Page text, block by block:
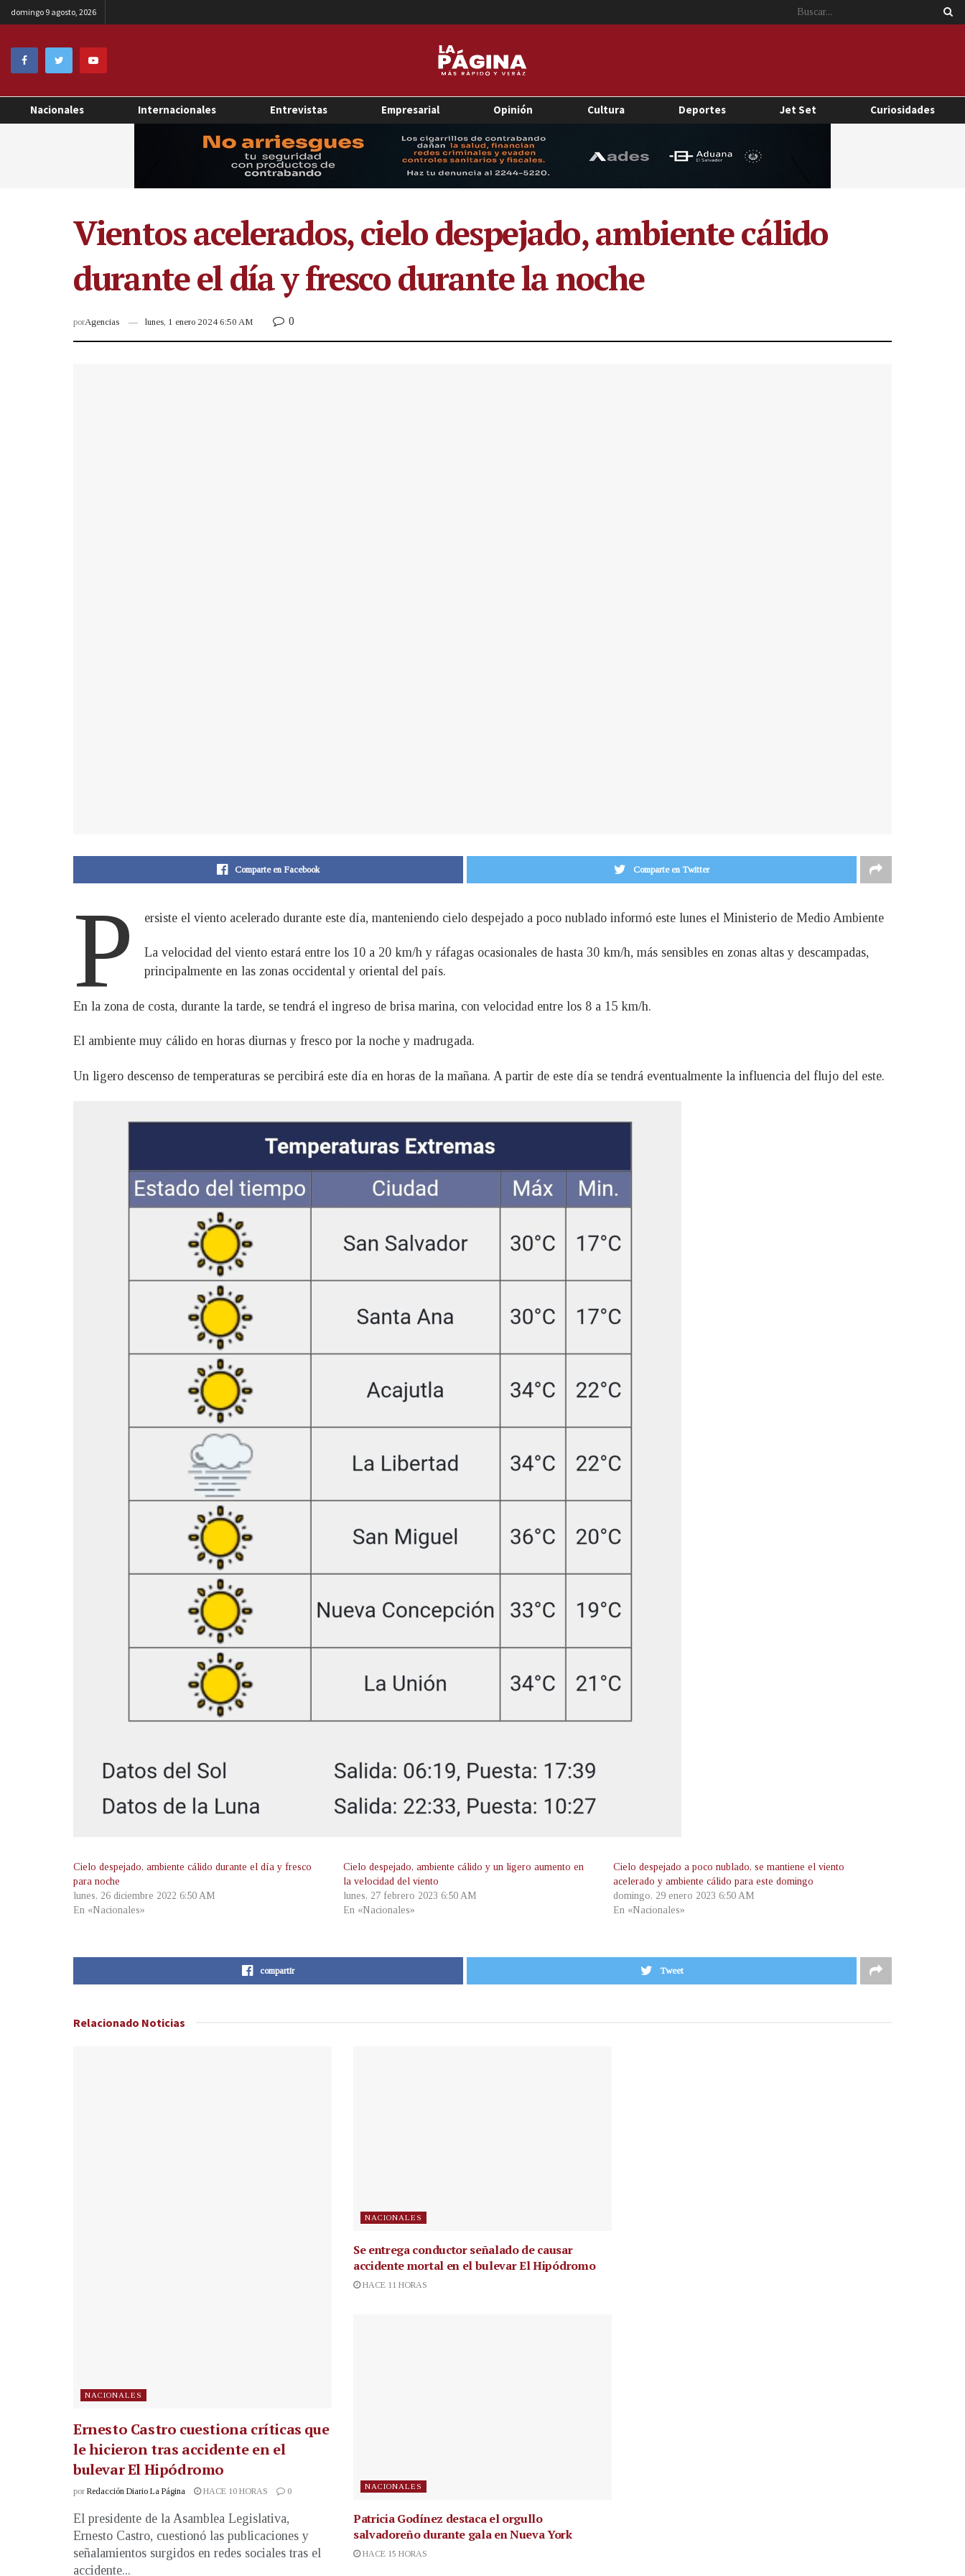
domingo 9 agosto, 2026
Nacionales Internacionales Entrevistas Empresarial Opinión Cultura Deportes Jet Set Curiosidades
Vientos acelerados, cielo despejado, ambiente cálido
durante el día y fresco durante la noche
porAgencias lunes, 1 enero 2024 6:50 AM 0
Comparte en Facebook Comparte en Twitter
P ersiste el viento acelerado durante este día, manteniendo cielo despejado a poco nublado informó este lunes el Ministerio de Medio Ambiente
La velocidad del viento estará entre los 10 a 20 km/h y ráfagas ocasionales de hasta 30 km/h, más sensibles en zonas altas y descampadas,
principalmente en las zonas occidental y oriental del país.
En la zona de costa, durante la tarde, se tendrá el ingreso de brisa marina, con velocidad entre los 8 a 15 km/h.
El ambiente muy cálido en horas diurnas y fresco por la noche y madrugada.
Un ligero descenso de temperaturas se percibirá este día en horas de la mañana. A partir de este día se tendrá eventualmente la influencia del flujo del este.
Cielo despejado, ambiente cálido durante el día y fresco
para noche
lunes, 26 diciembre 2022 6:50 AM
En «Nacionales»
Cielo despejado, ambiente cálido y un ligero aumento en
la velocidad del viento
lunes, 27 febrero 2023 6:50 AM
En «Nacionales»
Cielo despejado a poco nublado, se mantiene el viento
acelerado y ambiente cálido para este domingo
domingo, 29 enero 2023 6:50 AM
En «Nacionales»
compartir Tweet
Relacionado Noticias
NACIONALES
Ernesto Castro cuestiona críticas que
le hicieron tras accidente en el
bulevar El Hipódromo
por Redacción Diario La Página HACE 10 HORAS 0
El presidente de la Asamblea Legislativa,
Ernesto Castro, cuestionó las publicaciones y
señalamientos surgidos en redes sociales tras el
accidente...
NACIONALES
Se entrega conductor señalado de causar
accidente mortal en el bulevar El Hipódromo
HACE 11 HORAS
NACIONALES
Patricia Godínez destaca el orgullo
salvadoreño durante gala en Nueva York
HACE 15 HORAS